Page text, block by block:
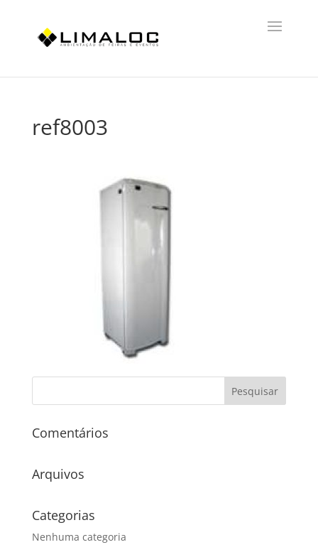
ref8003
Comentários
Arquivos
Categorias
Nenhuma categoria